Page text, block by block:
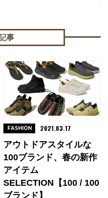
事
アウトドアスタイルな
100ブランド、春の新作
アイテム
SELECTION【100 / 100
ブランド】
FASHION 2021.03.17